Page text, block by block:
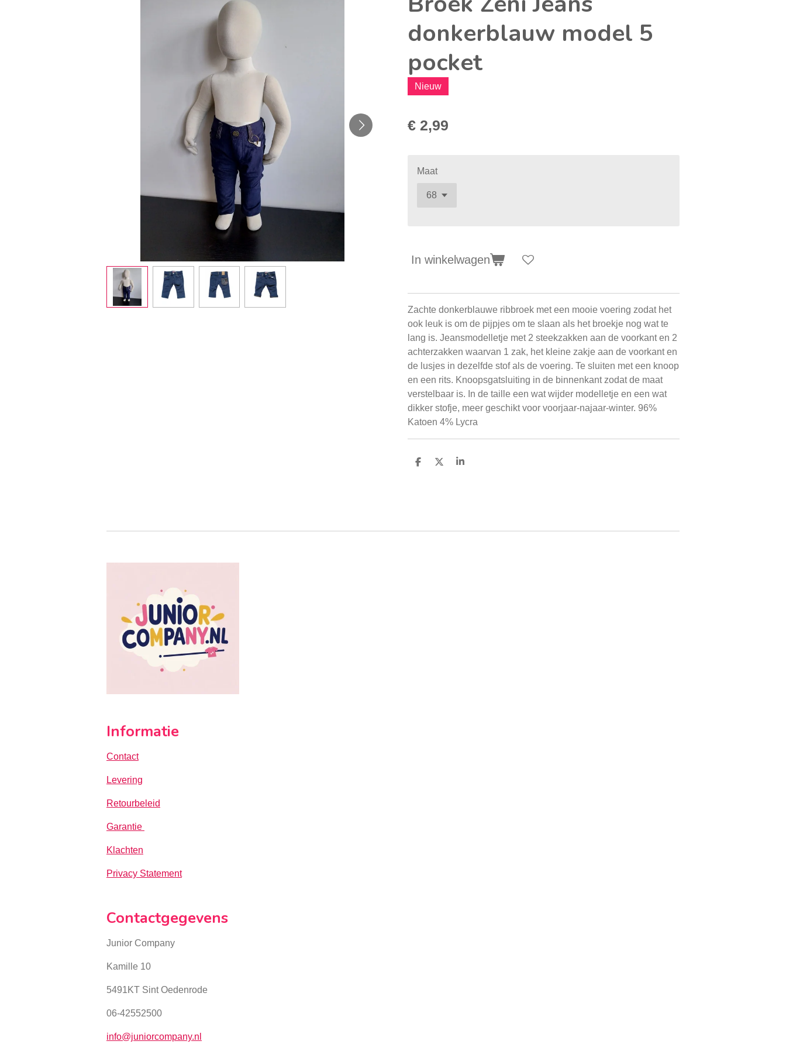
donkerblauw model 5
pocket
Nieuw
€ 2,99
Maat
In winkelwagen
Zachte donkerblauwe ribbroek met een mooie voering zodat het
ook leuk is om de pijpjes om te slaan als het broekje nog wat te
lang is. Jeansmodelletje met 2 steekzakken aan de voorkant en 2
achterzakken waarvan 1 zak, het kleine zakje aan de voorkant en
de lusjes in dezelfde stof als de voering. Te sluiten met een knoop
en een rits. Knoopsgatsluiting in de binnenkant zodat de maat
verstelbaar is. In de taille een wat wijder modelletje en een wat
dikker stofje, meer geschikt voor voorjaar-najaar-winter. 96%
Katoen 4% Lycra
D
D
S
Informatie
Contact
Levering
Retourbeleid
Garantie
Klachten
Privacy Statement
Contactgegevens
Junior Company
Kamille 10
5491KT Sint Oedenrode
06-42552500
info@juniorcompany.nl